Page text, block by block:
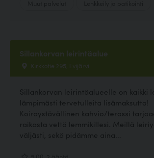
Sillankorvan leirintäalue
Kirkkotie 295, Evijärvi
Sillankorvan leirintäalueelle on kaikki
lämpimästi tervetulleita lisämaksutta!
Koiraystävällinen kahvio/terassi
raikasta vettä lemmikillesi. Meillä
väljästi, sekä pidämme aina...